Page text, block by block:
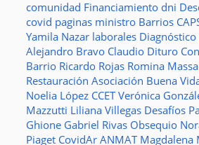
comunidad Financiamiento dni
covid paginas ministro Barrios
Yamila Nazar laborales
Alejandro Bravo Claudio Dituro
Barrio Ricardo Rojas Romina
Restauración Asociación Buena
Noelia López CCETVerónica
Mazzutti Liliana Villegas Desafíos
Ghione Gabriel Rivas Obsequio
Piaget CovidAr ANMAT Magdalena